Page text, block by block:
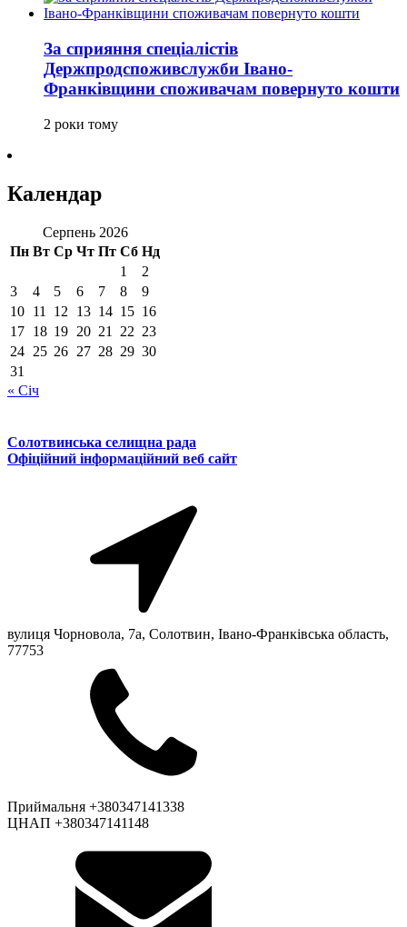
За сприяння спеціалістів
Держпродспоживслужби Івано-
Франківщини споживачам повернуто кошти
2 роки тому
Календар
Серпень 2026
Пн Вт Ср Чт Пт Сб Нд
1
2
3
4 5 6 7 8
9
10 11 12 13 14 15 16
17 18 19 20 21 22 23
24 25 26 27 28 29 30
31
« Січ
Солотвинська селищна рада
Офіційний інформаційний веб сайт
вулиця Чорновола, 7a, Солотвин, Івано-Франківська область,
77753
Приймальня +380347141338
ЦНАП +380347141148